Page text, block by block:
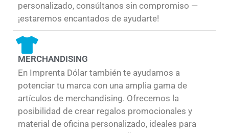
personalizado, consúltanos sin compromiso —
¡estaremos encantados de ayudarte!
MERCHANDISING
En Imprenta Dólar también te ayudamos a
potenciar tu marca con una amplia gama de
artículos de merchandising. Ofrecemos la
posibilidad de crear regalos promocionales y
material de oficina personalizado, ideales para